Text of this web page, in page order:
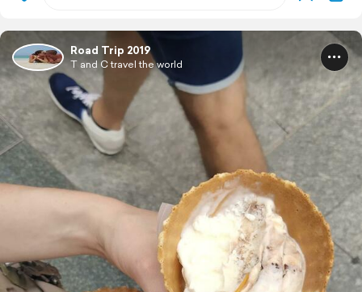
Road Trip 2019
T and C travel the world